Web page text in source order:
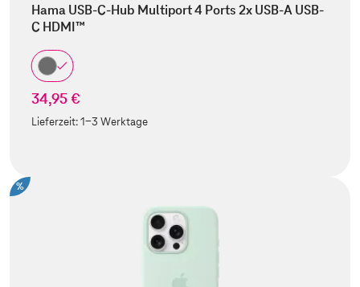
Hama USB-C-Hub Multiport 4 Ports 2x USB-A USB-
C HDMI™
34,95 €
Lieferzeit:1-3 Werktage
%